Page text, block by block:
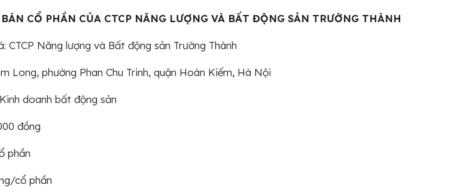
CỔ PHẦN CỦA CTCP NĂNG LƯỢNG VÀ BẤT ĐỘNG SẢN TRƯỜNG THÀNH
CTCP Năng lượng và Bất động sản Trường Thành
Long, phường Phan Chu Trinh, quận Hoàn Kiếm, Hà Nội
doanh bất động sản
đồng
phần
cổ phần